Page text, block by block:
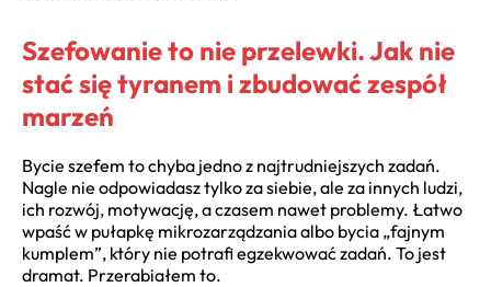
Szefowanie to nie przelewki. Jak nie
stać się tyranem i zbudować zespół
marzeń
Bycie szefem to chyba jedno z najtrudniejszych zadań.
Nagle nie odpowiadasz tylko za siebie, ale za innych ludzi,
ich rozwój, motywację, a czasem nawet problemy. Łatwo
wpaść w pułapkę mikrozarządzania albo bycia „fajnym
kumplem”, który nie potrafi egzekwować zadań. To jest
dramat. Przerabiałem to.